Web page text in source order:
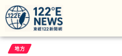
地方